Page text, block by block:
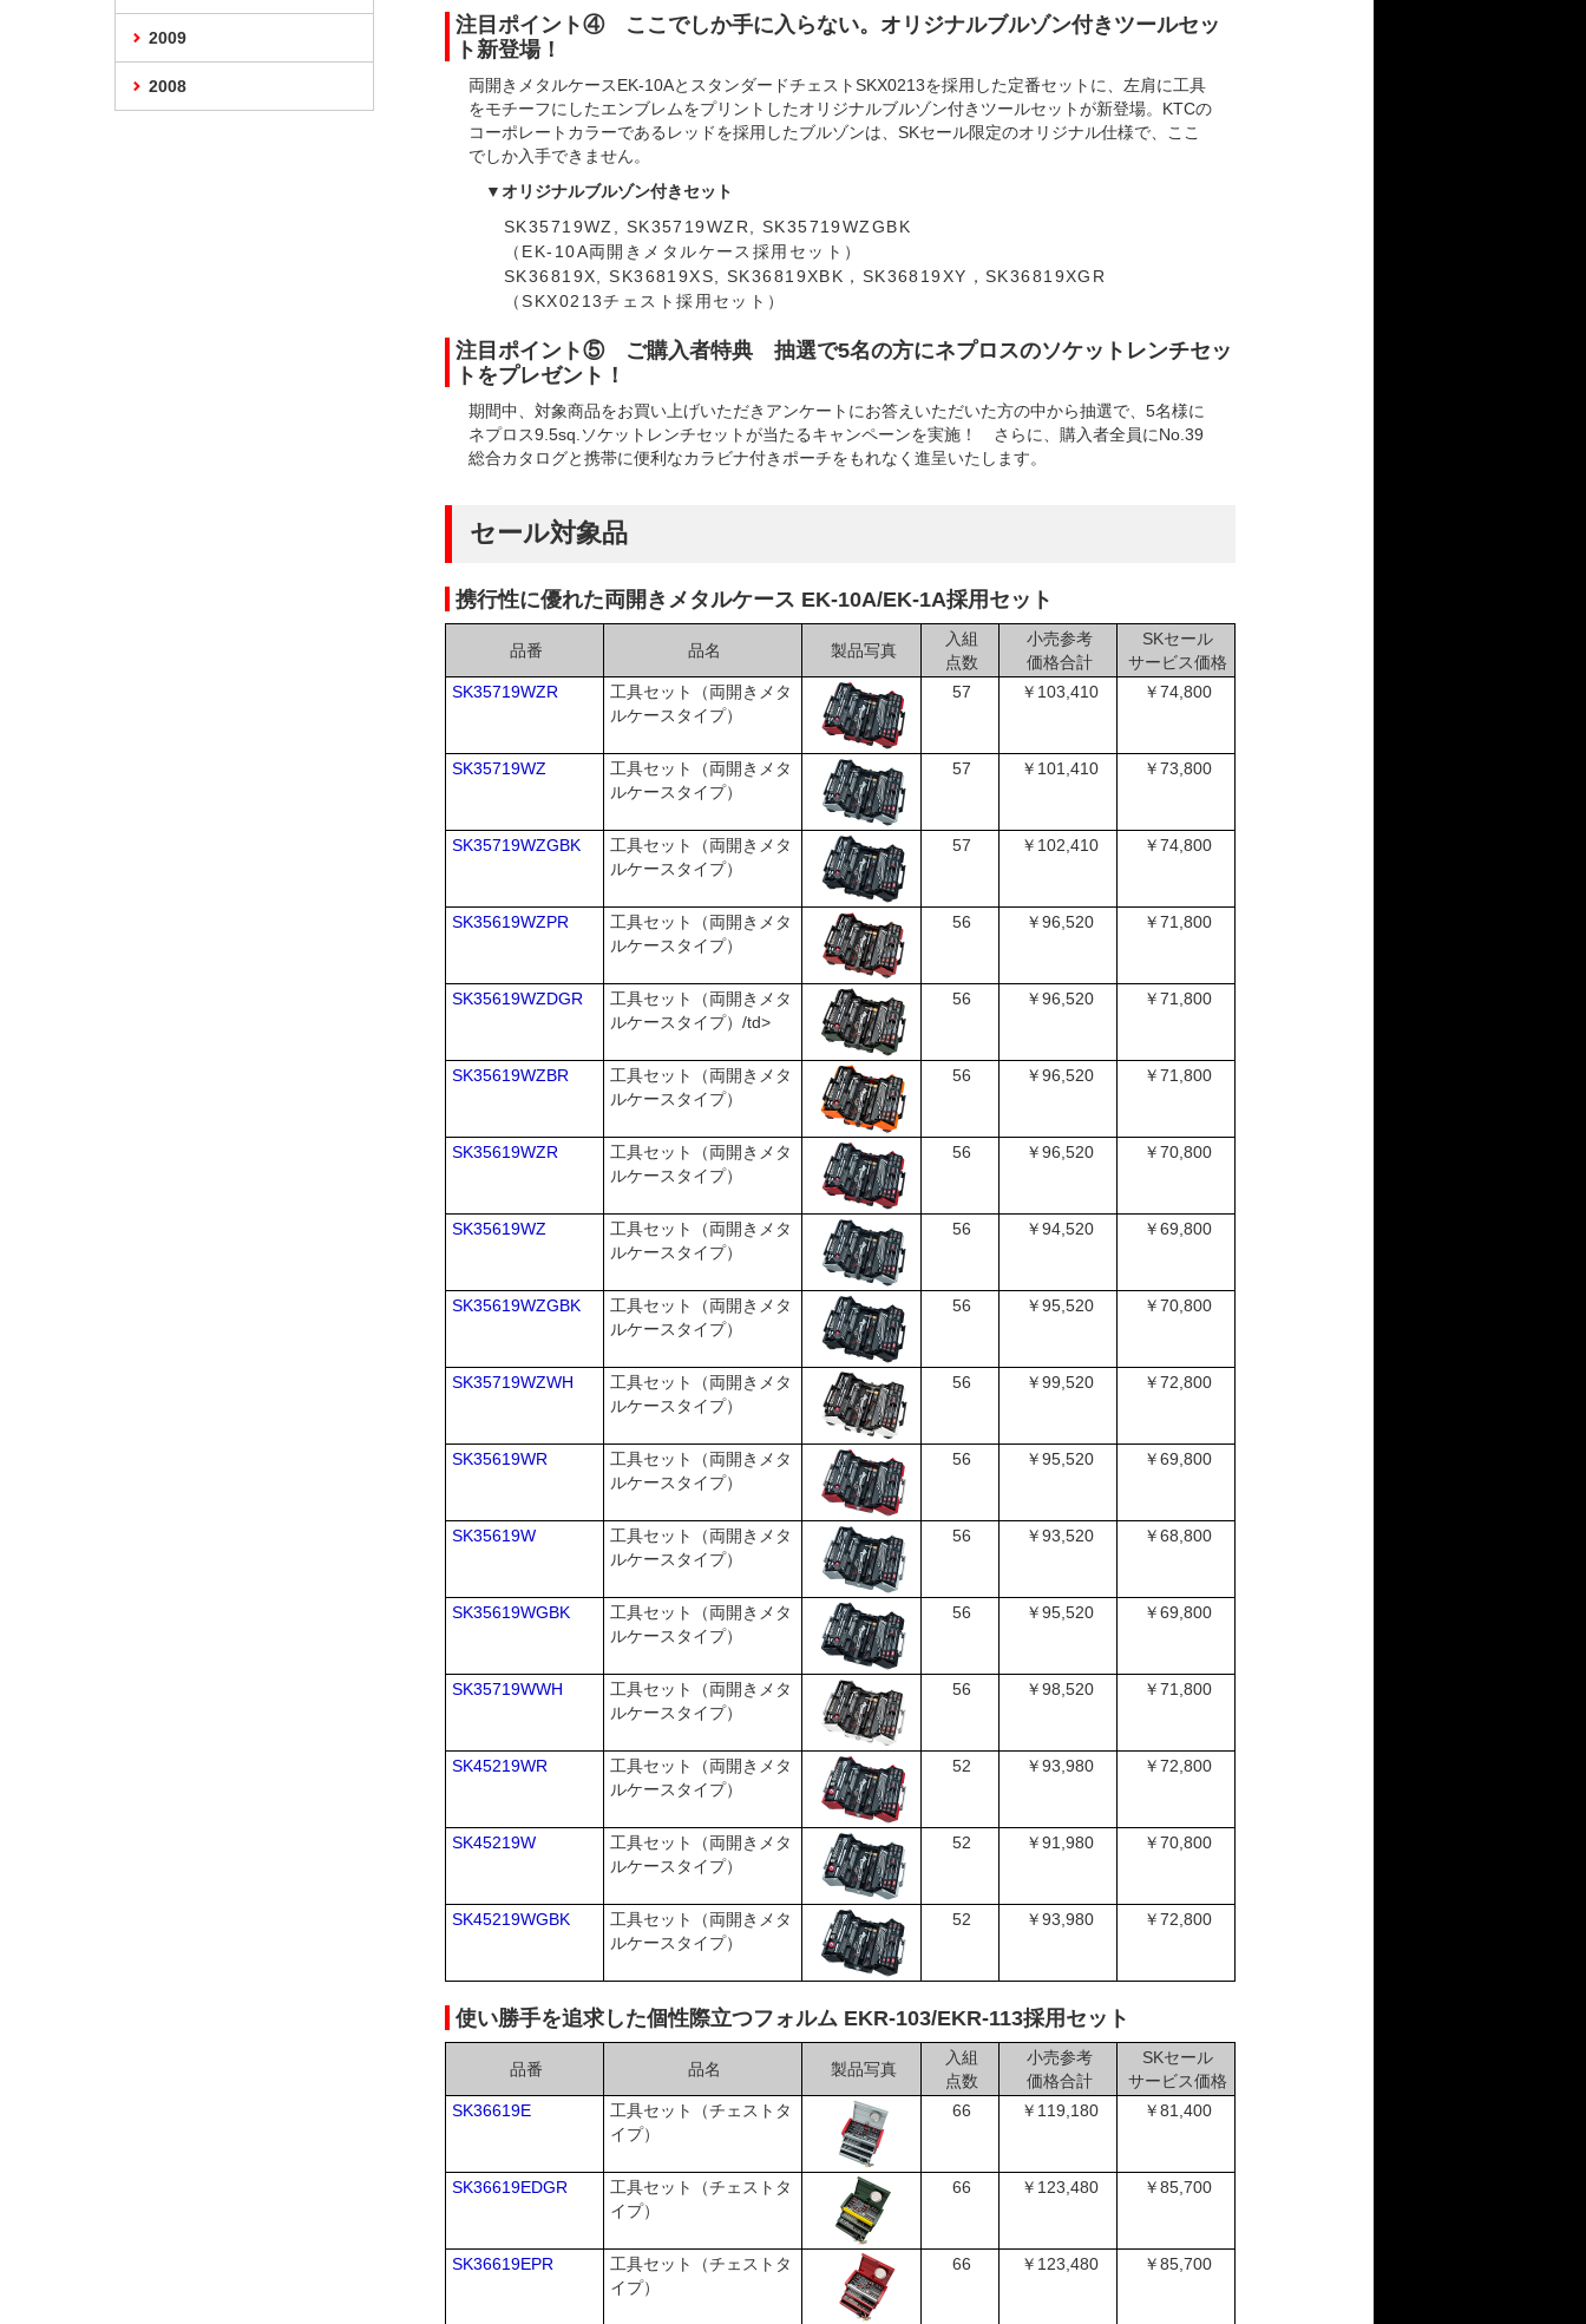
注目ポイント④ ここでしか手に入らない。オリジナルブルゾン付きツールセッ
ト新登場！
両開きメタルケースEK-10AとスタンダードチェストSKX0213を採用した定番セットに、左肩に工具
をモチーフにしたエンブレムをプリントしたオリジナルブルゾン付きツールセットが新登場。KTCの
コーポレートカラーであるレッドを採用したブルゾンは、SKセール限定のオリジナル仕様で、ここ
でしか入手できません。
▼オリジナルブルゾン付きセット
SK35719WZ, SK35719WZR, SK35719WZGBK
（EK-10A両開きメタルケース採用セット）
SK36819X, SK36819XS, SK36819XBK，SK36819XY，SK36819XGR
（SKX0213チェスト採用セット）
注目ポイント⑤ ご購入者特典 抽選で5名の方にネプロスのソケットレンチセッ
トをプレゼント！
期間中、対象商品をお買い上げいただきアンケートにお答えいただいた方の中から抽選で、5名様に
ネプロス9.5sq.ソケットレンチセットが当たるキャンペーンを実施！ さらに、購入者全員にNo.39
総合カタログと携帯に便利なカラビナ付きポーチをもれなく進呈いたします。
セール対象品
携行性に優れた両開きメタルケース EK-10A/EK-1A採用セット
品番 品名 製品写真
入組
点数
小売参考
価格合計
SKセール
サービス価格
SK35719WZR
工具セット（両開きメタ
ルケースタイプ）
57 ￥103,410 ￥74,800
SK35719WZ
工具セット（両開きメタ
ルケースタイプ）
57 ￥101,410 ￥73,800
SK35719WZGBK
工具セット（両開きメタ
ルケースタイプ）
57 ￥102,410 ￥74,800
SK35619WZPR
工具セット（両開きメタ
ルケースタイプ）
56 ￥96,520 ￥71,800
SK35619WZDGR
工具セット（両開きメタ
ルケースタイプ）/td>
56 ￥96,520 ￥71,800
SK35619WZBR
工具セット（両開きメタ
ルケースタイプ）
56 ￥96,520 ￥71,800
SK35619WZR
工具セット（両開きメタ
ルケースタイプ）
56 ￥96,520 ￥70,800
SK35619WZ
工具セット（両開きメタ
ルケースタイプ）
56 ￥94,520 ￥69,800
SK35619WZGBK
工具セット（両開きメタ
ルケースタイプ）
56 ￥95,520 ￥70,800
SK35719WZWH
工具セット（両開きメタ
ルケースタイプ）
56 ￥99,520 ￥72,800
SK35619WR
工具セット（両開きメタ
ルケースタイプ）
56 ￥95,520 ￥69,800
SK35619W
工具セット（両開きメタ
ルケースタイプ）
56 ￥93,520 ￥68,800
SK35619WGBK
工具セット（両開きメタ
ルケースタイプ）
56 ￥95,520 ￥69,800
SK35719WWH
工具セット（両開きメタ
ルケースタイプ）
56 ￥98,520 ￥71,800
SK45219WR
工具セット（両開きメタ
ルケースタイプ）
52 ￥93,980 ￥72,800
SK45219W
工具セット（両開きメタ
ルケースタイプ）
52 ￥91,980 ￥70,800
SK45219WGBK
工具セット（両開きメタ
ルケースタイプ）
52 ￥93,980 ￥72,800
使い勝手を追求した個性際立つフォルム EKR-103/EKR-113採用セット
品番 品名 製品写真
入組
点数
小売参考
価格合計
SKセール
サービス価格
SK36619E
工具セット（チェストタ
イプ）
66 ￥119,180 ￥81,400
SK36619EDGR
工具セット（チェストタ
イプ）
66 ￥123,480 ￥85,700
SK36619EPR
工具セット（チェストタ
イプ）
66 ￥123,480 ￥85,700
2009
2008